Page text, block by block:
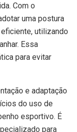
Com o
uma postura
utilizando
Essa
para evitar
e adaptação
do uso de
esportivo. É
para